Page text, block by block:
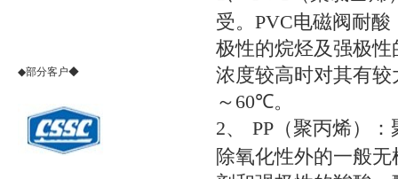
◆部分客户◆
受。 PVC电磁阀耐酸
极性的烷烃及强极
浓度较高时对其有
～ 60℃。
2、
PP （聚丙烯）
除氧化性外的一般